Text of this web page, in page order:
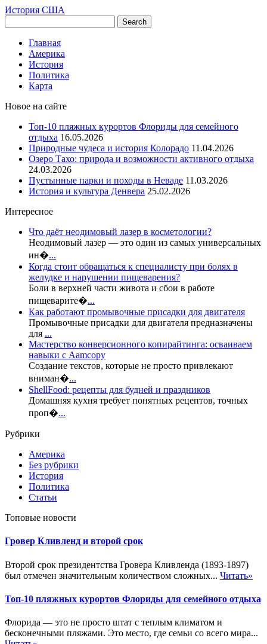
История США
Главная
Америка
История
Политика
Карта
Новое на сайте
Топ-10 пляжных курортов Флориды для семейного
отдыха 16.05.2026
Природные чудеса и история Колорадо 11.04.2026
Озеро Тахо: природа и возможности активного отдыха
24.03.2026
Пустынные парки и походы в Неваде 11.03.2026
История и культура Денвера 25.02.2026
Интересное
Что даёт неодимовый лазер в косметологии?
Неодимовый лазер — это один из самых универсальных
ин�...
Когда стоит обращаться к специалисту при болях в
желудке и нарушении пищеварения?
Боли в верхней части живота и сбои в работе
пищеварите�...
Как работают промывочные присадки для двигателя
Промывочные присадки для двигателя предназначены
для ...
Мастерство конверсионного копирайтинга: осваиваем
навыки с Aamcopy
Создание текстов, которые не просто привлекают
вниман�...
ShellFood: рецепты для будней и праздников
Домашняя кухня требует понятных рецептов, точных
проп�...
Рубрики
Америка
Без рубрики
История
Политика
Статьи
Топовые новости
Гровер Кливленд и второй срок
Второй срок президентства Гровера Кливленда (1893-1897)
был отмечен значительным количеством сложных... Читать»
Топ-10 пляжных курортов Флориды для семейного отдыха
Флорида — это не просто штат с теплым климатом и
бесконечными пляжами. Это место, где семьи со всего мира...